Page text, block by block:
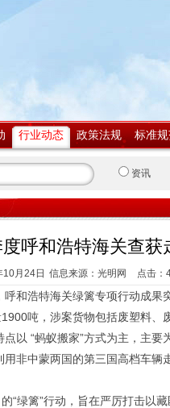
行业动态 政策法规 标准
资讯
呼和浩特海关查获
月24日 信息来源：光明网 点击：
浩特海关绿篱专项行动成果
吨，涉案货物包括废塑料、
以 “蚂蚁搬家”方式为主，主
非中蒙两国的第三国高档车辆
绿篱”行动，旨在严厉打击以藏